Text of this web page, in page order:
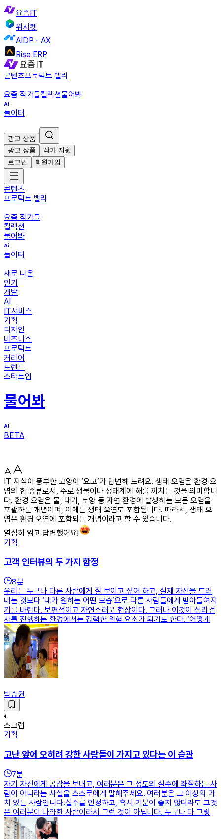
요즘IT
위시켓
AIDP - AX
Rise ERP
콘텐츠프로덕트 밸리
요즘 작가들컬렉션물어봐
놀이터
광고 상품
광고 상품
작가 지원
로그인
회원가입
콘텐츠
프로덕트 밸리
요즘 작가들
컬렉션
물어봐
놀이터
새로 나온
인기
개발
AI
IT서비스
기획
디자인
비즈니스
프로덕트
커리어
트렌드
스타트업
물어봐
BETA
IT 지식이 풍부한 고양이 ‘요고’가 답변해 드려요. 생태 오염은 환경 오
염의 한 종류로서, 주로 생물이나 생태계에 해를 끼치는 것을 의미합니
다. 환경 오염은 물, 대기, 토양 등 자연 환경에 발생하는 모든 오염을
포괄하는 개념이며, 이에는 생태 오염도 포함됩니다. 따라서, 생태 오
염은 환경 오염에 포함되는 개념이라고 할 수 있습니다.
열심히 읽고 답변했어요!
기획
고객 인터뷰의 두 가지 함정
8분
우리는 누구나 다른 사람에게 잘 보이고 싶어 하고, 실제 자신을 드러
내는 것보다 ‘내가 원하는 어떤 모습’으로 다른 사람들에게 받아들여지
기를 바란다. 보편적이고 자연스러운 현상이다. 그러나 이것이 심리검
사를 진행하는 환경에서는 강력한 위험 요소가 되기도 한다. ‘어떻게
박승원
스크랩
기획
고난 앞에 오히려 강한 사람들이 가지고 있다는 이 습관
7분
자기 자신에게 공감을 보내고, 여러분은 그 정도의 실수에 좌절하는 사
람이 아니라는 사실을 스스로에게 말해주세요. 여러분은 그 이상의 가
치 있는 사람입니다.실수를 인정하고, 혹시 기분이 좋지 않더라도 그것
은 여러분이 나약한 사람이라서 그런 것이 아닙니다. 누구나 다 그렇